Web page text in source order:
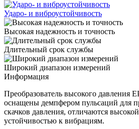
Ударо- и виброустойчивость
Высокая надежность и точность
Длительный срок службы
Широкий диапазон измерений
Информация
Преобразователь высокого давления
оснащены демпфером пульсаций для
скачков давления, отличаются
устойчивостью к вибрациям.